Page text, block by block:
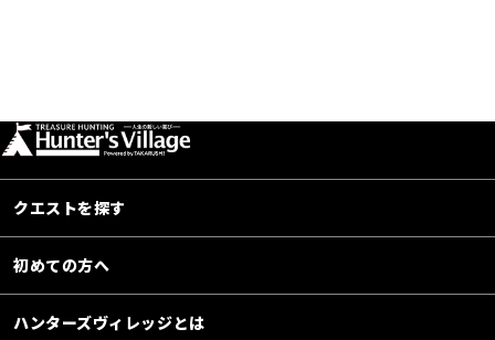
クエストを探す
初めての方へ
ハンターズヴィレッジとは